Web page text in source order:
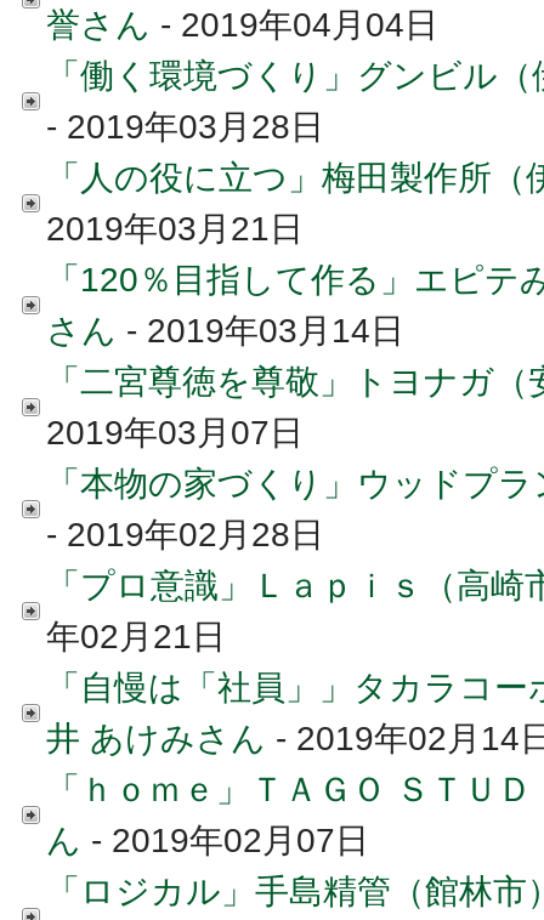
誉さん - 2019年04月04日
「働く環境づくり」グンビル
- 2019年03月28日
「人の役に立つ」梅田製作所
2019年03月21日
「120％目指して作る」エピテ
さん - 2019年03月14日
「二宮尊徳を尊敬」トヨナガ
2019年03月07日
「本物の家づくり」ウッドプ
- 2019年02月28日
「プロ意識」Ｌａｐｉｓ（高
年02月21日
「自慢は「社員」」タカラコ
井 あけみさん - 2019年02月14
「ｈｏｍｅ」ＴＡＧＯ ＳＴＵ
ん - 2019年02月07日
「ロジカル」手島精管（館林